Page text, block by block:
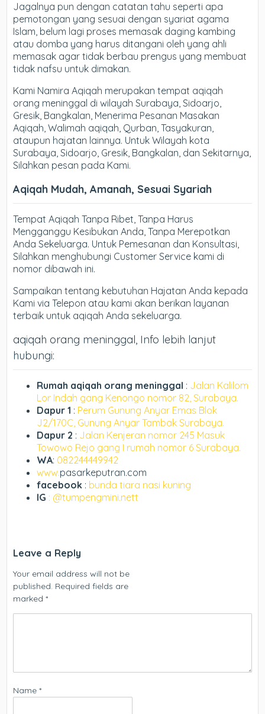
Jagalnya pun dengan catatan tahu seperti apa
pemotongan yang sesuai dengan syariat agama
Islam, belum lagi proses memasak daging kambing
atau domba yang harus ditangani oleh yang ahli
memasak agar tidak berbau prengus yang membuat
tidak nafsu untuk dimakan.
Kami Namira Aqiqah merupakan tempat aqiqah
orang meninggal di wilayah Surabaya, Sidoarjo,
Gresik, Bangkalan, Menerima Pesanan Masakan
Aqiqah, Walimah aqiqah, Qurban, Tasyakuran,
ataupun hajatan lainnya. Untuk Wilayah kota
Surabaya, Sidoarjo, Gresik, Bangkalan, dan Sekitarnya,
Silahkan pesan pada Kami.
Aqiqah Mudah, Amanah, Sesuai Syariah
Tempat Aqiqah Tanpa Ribet, Tanpa Harus
Mengganggu Kesibukan Anda, Tanpa Merepotkan
Anda Sekeluarga. Untuk Pemesanan dan Konsultasi,
Silahkan menghubungi Customer Service kami di
nomor dibawah ini.
Sampaikan tentang kebutuhan Hajatan Anda kepada
Kami via Telepon atau kami akan berikan layanan
terbaik untuk aqiqah Anda sekeluarga.
aqiqah orang meninggal, Info lebih lanjut
hubungi:
Rumah aqiqah orang meninggal : Jalan Kalilom
Lor Indah gang Kenongo nomor 82, Surabaya.
Dapur 1 : Perum Gunung Anyar Emas Blok
J2/170C, Gunung Anyar Tambak Surabaya.
Dapur 2 : Jalan Kenjeran nomor 245 Masuk
Towowo Rejo gang I rumah nomor 6 Surabaya.
WA: 082244449942
www.pasarkeputran.com
facebook : bunda tiara nasi kuning
IG : @tumpengmini.nett
Leave a Reply
Your email address will not be
published. Required fields are
marked*
Name*